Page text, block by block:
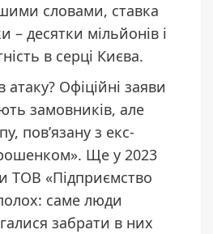
словами, ставка
– десятки мільйонів і
в серці Києва.
атаку? Офіційні заяви
замовників, але
пов’язану з екс-
Ще у 2023
ТОВ «Підприємство
саме люди
забрати в них